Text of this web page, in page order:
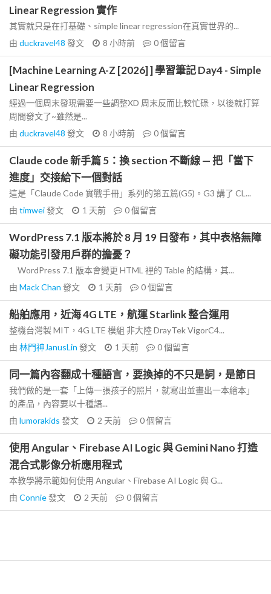
Linear Regression 實作
其實就只是在打基礎、simple linear regression在真實世界的...
由 duckravel48 發文 8 小時前 0個留言
[Machine Learning A-Z [2026] ] 學習筆記 Day4 - Simple
Linear Regression
經過一個周末發現需要一些調整XD 周末反而比較忙碌，以後就打算
周間發文了~雖然是...
由 duckravel48 發文 8 小時前 0個留言
Claude code 新手篇 5：換 section 不斷線 — 把「當下
進度」交接給下一個對話
這是「Claude Code 實戰手冊」系列的第五篇(G5)。G3 講了 CL...
由 timwei發文 1 天前 0個留言
WordPress 7.1 版本將於 8 月 19 日發布，其中表格無障
礙功能引發用戶群的擔憂？
WordPress 7.1 版本會變更 HTML 裡的 Table 的結構，其...
由 Mack Chan 發文 1 天前 0個留言
船舶應用，近海 4G LTE，航運 Starlink 整合運用
整機台灣製 MIT，4G LTE 模組 非大陸 DrayTek VigorC4...
由 林門神JanusLin 發文 1 天前 0個留言
同一篇內容翻成十種語言，要換掉的不只是詞，是節日
我們做的是一套「上傳一張孩子的照片，就寫出並畫出一本繪本」
的產品，內容要以十種語...
由 lumorakids 發文 2 天前 0個留言
使用 Angular、Firebase AI Logic 與 Gemini Nano 打造
混合式影像分析應用程式
本教學將示範如何使用 Angular、Firebase AI Logic 與 G...
由 Connie發文 2 天前 0個留言